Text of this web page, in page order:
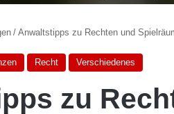
/ Anwaltstipps zu Rechten und
Recht Verschiedenes
zu